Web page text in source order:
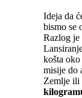
Ideja da
bismo se
Razlog je
košta oko
misije do
Zemlje ili